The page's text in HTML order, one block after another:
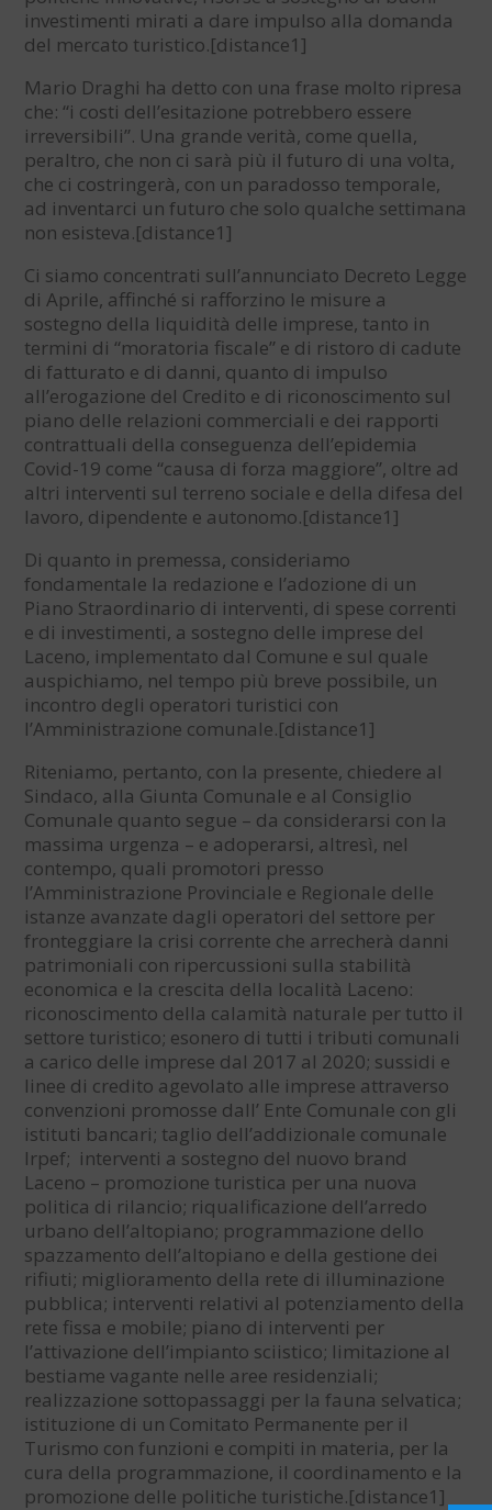
investimenti mirati a dare impulso alla domanda
del mercato turistico.[distance1]
Mario Draghi ha detto con una frase molto ripresa
che: “i costi dell’esitazione potrebbero essere
irreversibili”. Una grande verità, come quella,
peraltro, che non ci sarà più il futuro di una volta,
che ci costringerà, con un paradosso temporale,
ad inventarci un futuro che solo qualche settimana
non esisteva.[distance1]
Ci siamo concentrati sull’annunciato Decreto Legge
di Aprile, affinché si rafforzino le misure a
sostegno della liquidità delle imprese, tanto in
termini di “moratoria fiscale” e di ristoro di cadute
di fatturato e di danni, quanto di impulso
all’erogazione del Credito e di riconoscimento sul
piano delle relazioni commerciali e dei rapporti
contrattuali della conseguenza dell’epidemia
Covid-19 come “causa di forza maggiore”, oltre ad
altri interventi sul terreno sociale e della difesa del
lavoro, dipendente e autonomo.[distance1]
Di quanto in premessa, consideriamo
fondamentale la redazione e l’adozione di un
Piano Straordinario di interventi, di spese correnti
e di investimenti, a sostegno delle imprese del
Laceno, implementato dal Comune e sul quale
auspichiamo, nel tempo più breve possibile, un
incontro degli operatori turistici con
l’Amministrazione comunale.[distance1]
Riteniamo, pertanto, con la presente, chiedere al
Sindaco, alla Giunta Comunale e al Consiglio
Comunale quanto segue – da considerarsi con la
massima urgenza – e adoperarsi, altresì, nel
contempo, quali promotori presso
l’Amministrazione Provinciale e Regionale delle
istanze avanzate dagli operatori del settore per
fronteggiare la crisi corrente che arrecherà danni
patrimoniali con ripercussioni sulla stabilità
economica e la crescita della località Laceno:
riconoscimento della calamità naturale per tutto il
settore turistico; esonero di tutti i tributi comunali
a carico delle imprese dal 2017 al 2020; sussidi e
linee di credito agevolato alle imprese attraverso
convenzioni promosse dall’ Ente Comunale con gli
istituti bancari; taglio dell’addizionale comunale
Irpef; interventi a sostegno del nuovo brand
Laceno – promozione turistica per una nuova
politica di rilancio; riqualificazione dell’arredo
urbano dell’altopiano; programmazione dello
spazzamento dell’altopiano e della gestione dei
rifiuti; miglioramento della rete di illuminazione
pubblica; interventi relativi al potenziamento della
rete fissa e mobile; piano di interventi per
l’attivazione dell’impianto sciistico; limitazione al
bestiame vagante nelle aree residenziali;
realizzazione sottopassaggi per la fauna selvatica;
istituzione di un Comitato Permanente per il
Turismo con funzioni e compiti in materia, per la
cura della programmazione, il coordinamento e la
promozione delle politiche turistiche.[distance1]